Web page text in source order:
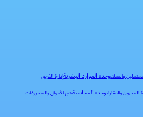
والعملاءوحدة الموارد البشريةإدارة الفريق
المخزون والعقاراتوحدة المحاسبةتتبع الأموال والمصروفات